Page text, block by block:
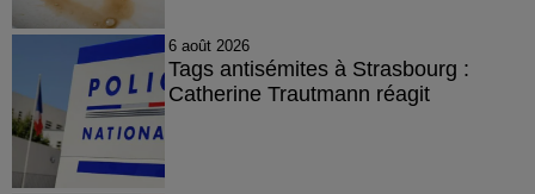
6 août 2026
Tags antisémites à Strasbourg :
Catherine Trautmann réagit